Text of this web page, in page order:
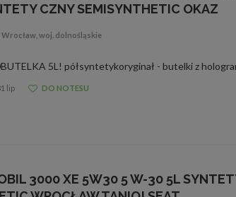
CZNY SEMISYNTHETIC OKAZ
Wrocław, woj. dolnośląskie
lip DO NOTESU
3000 XE 5W30 5 W-30 5L